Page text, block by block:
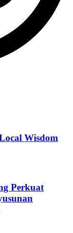
Wisdom
Perkuat